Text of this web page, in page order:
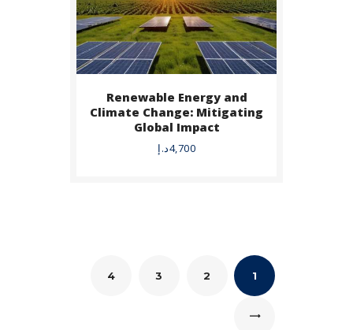
Renewable Energy and
Climate Change: Mitigating
Global Impact
4,700د.إ
1
2
3
4